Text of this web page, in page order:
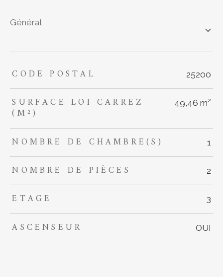
général
TRAD_ZEPHYR_Caracteristique TRAD_ZEPHYR_Valeurs
CODE POSTAL 25200
SURFACE LOI CARREZ
(M²)
49,46 m²
NOMBRE DE CHAMBRE(S) 1
NOMBRE DE PIÈCES 2
ETAGE 3
ASCENSEUR OUI